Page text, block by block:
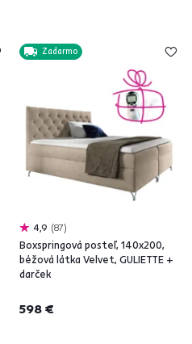
Zadarmo
4,9 87
Boxspringová posteľ, 140x200,
béžová látka Velvet, GULIETTE +
darček
598 €